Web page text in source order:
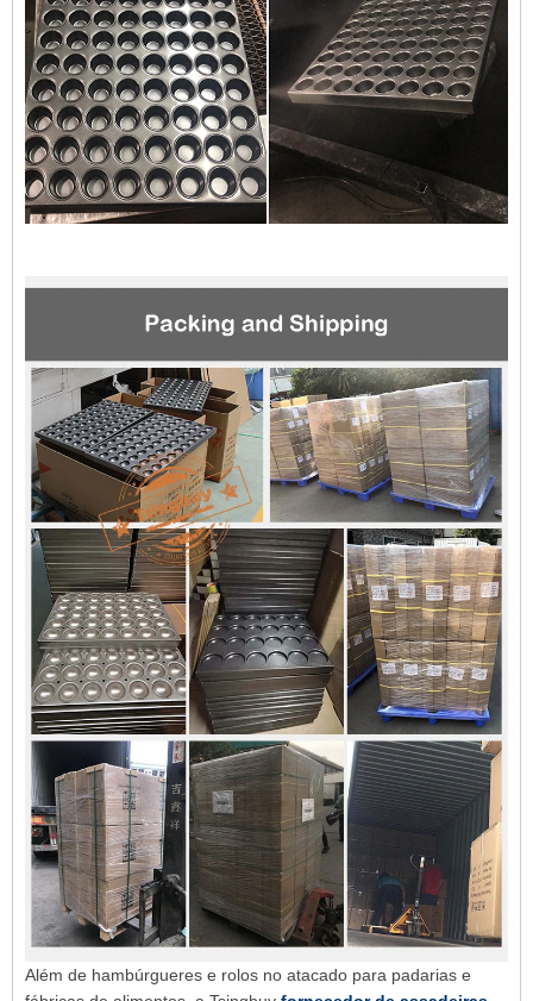
Além de hambúrgueres e rolos no atacado para padarias e